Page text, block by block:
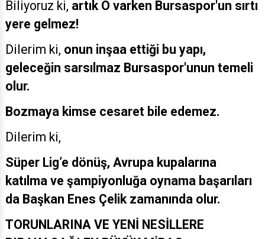
Biliyoruz ki, artık O varken Bursaspor'un sırtı
yere gelmez!
Dilerim ki, onun inşaa ettiği bu yapı,
geleceğin sarsılmaz Bursaspor'unun temeli
olur.
Bozmaya kimse cesaret bile edemez.
Dilerim ki,
Süper Lig’e dönüş, Avrupa kupalarına
katılma ve şampiyonluğa oynama başarıları
da Başkan Enes Çelik zamanında olur.
TORUNLARINA VE YENİ NESİLLERE